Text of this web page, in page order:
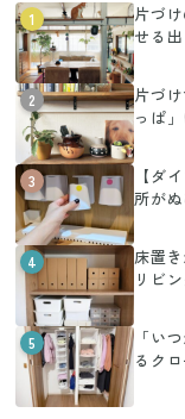
1
片づ
せる
2
片づ
っぱ
3
【ダ
所が
4
床置
リビ
5
「い
るク